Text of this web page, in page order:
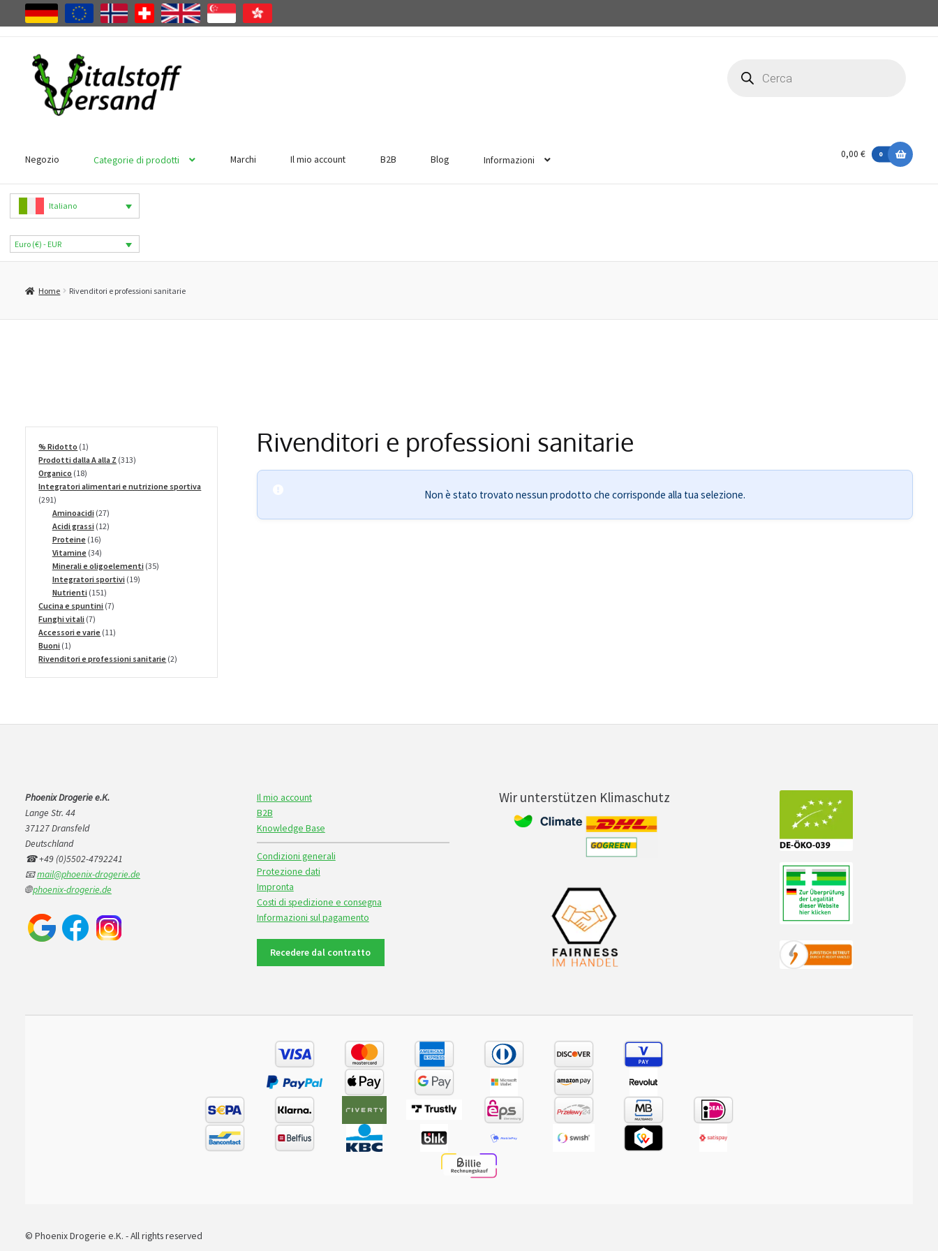
Vai
alla
navigazione
Vai
contenuto
prodotti
Negozio Categorie di prodotti Marchi Il mio account B2B Blog Informazioni
0,00 € 0
Italiano
Euro (€) - EUR
Home Rivenditori e professioni sanitarie
Rivenditori e professioni sanitarie
Non è stato trovato nessun prodotto che corrisponde alla tua selezione.
% Ridotto 11
prodotto
Prodotti dalla A alla Z 313313
Organico 1818
prodotti
Integratori alimentari e nutrizione sportiva
291291
prodotti
Aminoacidi 2727
prodotti
Acidi grassi 1212
Proteine 1616
prodotti
Vitamine 3434
prodotti
Minerali e oligoelementi 3535
Integratori sportivi 1919
Nutrienti 151151
prodotti
Cucina e spuntini 77
Funghi vitali 77
prodotti
Accessori e varie 1111
Buoni 11
prodotto
Rivenditori e professioni sanitarie 22
Phoenix Drogerie e.K.
Lange Str. 44
37127 Dransfeld
Deutschland
☎ +49 (0)5502-4792241
📧mail@phoenix-drogerie.de
🌐phoenix-drogerie.de
Il mio account
B2B
Knowledge Base
Condizioni generali
Protezione dati
Impronta
Costi di spedizione e consegna
Informazioni sul pagamento
Recedere dal contratto
Wir unterstützen Klimaschutz
© Phoenix Drogerie e.K. - All rights reserved